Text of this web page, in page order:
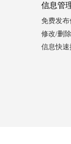
信息管
免费发布
修改/删
信息快速